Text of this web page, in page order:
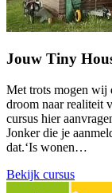
Jouw Tiny
Met trots mogen wij
droom naar realiteit
cursus hier
Jonker die je
dat.‘Is wonen…
Bekijk cursus